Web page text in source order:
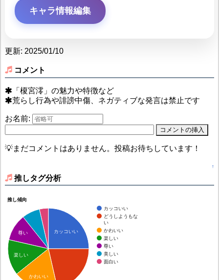
キャラ情報編集
更新: 2025/01/10
コメント
「榎宮澪」の魅力や特徴など
荒らし行為や誹謗中傷、ネガティブな発言は禁止です
お名前:
💡まだコメントはありません。投稿お待ちしています！
↑
推しタグ分析
推し傾向
カッコいい
どうしようもな
い
かわいい
楽しい
尊い
美しい
面白い
カッコいい
尊い
楽しい
かわいい